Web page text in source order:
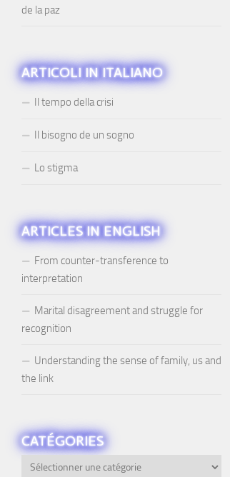
de la paz
ARTICOLI IN ITALIANO
Il tempo della crisi
Il bisogno de un sogno
Lo stigma
ARTICLES IN ENGLISH
From counter-transference to
interpretation
Marital disagreement and struggle for
recognition
Understanding the sense of family, us and
the link
CATÉGORIES
Catégories